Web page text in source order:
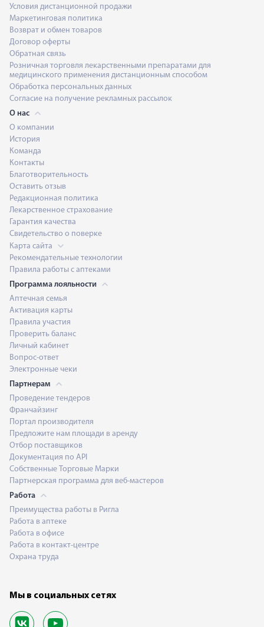
Условия дистанционной продажи
Маркетинговая политика
Возврат и обмен товаров
Договор оферты
Обратная связь
Розничная торговля лекарственными препаратами для
медицинского применения дистанционным способом
Обработка персональных данных
Согласие на получение рекламных рассылок
О нас
О компании
История
Команда
Контакты
Благотворительность
Оставить отзыв
Редакционная политика
Лекарственное страхование
Гарантия качества
Свидетельство о поверке
Карта сайта
Рекомендательные технологии
Правила работы с аптеками
Программа лояльности
Аптечная семья
Активация карты
Правила участия
Проверить баланс
Личный кабинет
Вопрос-ответ
Электронные чеки
Партнерам
Проведение тендеров
Франчайзинг
Портал производителя
Предложите нам площади в аренду
Отбор поставщиков
Документация по API
Собственные Торговые Марки
Партнерская программа для веб-мастеров
Работа
Преимущества работы в Ригла
Работа в аптеке
Работа в офисе
Работа в контакт-центре
Охрана труда
Мы в социальных сетях